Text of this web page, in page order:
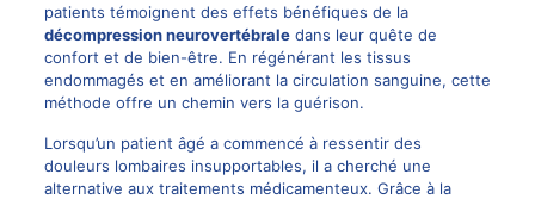
patients témoignent des effets bénéfiques de la
décompression neurovertébraledans leur quête de
confort et de bien-être. En régénérant les tissus
endommagés et en améliorant la circulation sanguine, cette
méthode offre un chemin vers la guérison.
Lorsqu’un patient âgé a commencé à ressentir des
douleurs lombaires insupportables, il a cherché une
alternative aux traitements médicamenteux. Grâce à la